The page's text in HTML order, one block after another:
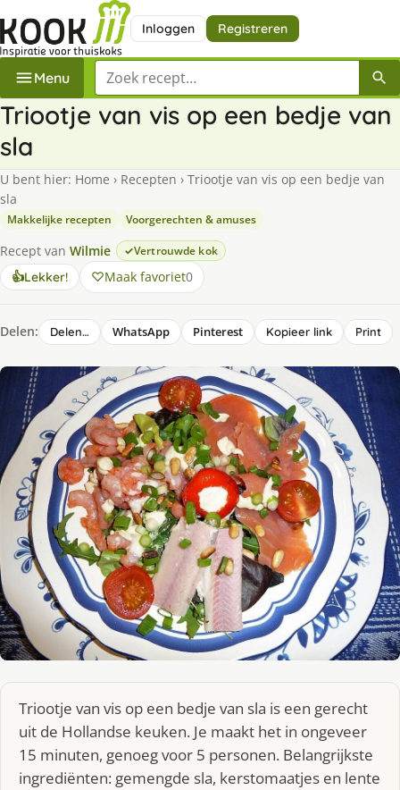
Inloggen Registreren
Menu Zoek een recept
Triootje van vis op een bedje van
sla
U bent hier: Home › Recepten › Triootje van vis op een bedje van
sla
Makkelijke recepten Voorgerechten & amuses
Recept van Wilmie Vertrouwde kok
👍Lekker! Maak favoriet0
Delen: Delen… WhatsApp Pinterest Kopieer link Print
Triootje van vis op een bedje van sla is een gerecht
uit de Hollandse keuken. Je maakt het in ongeveer
15 minuten, genoeg voor 5 personen. Belangrijkste
ingrediënten: gemengde sla, kerstomaatjes en lente